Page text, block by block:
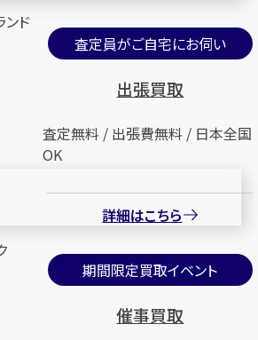
査定員がご自宅にお伺い
出張買取
査定無料 / 出張費無料 / 日本全国
OK
詳細はこちら
期間限定買取イベント
催事買取